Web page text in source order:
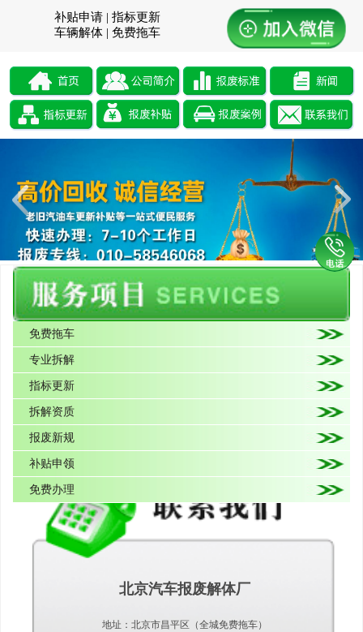
补贴申请 | 指标更新
车辆解体 | 免费拖车
免费拖车
专业拆解
指标更新
拆解资质
报废新规
补贴申领
免费办理
北京汽车报废解体厂
地址：北京市昌平区（全城免费拖车）